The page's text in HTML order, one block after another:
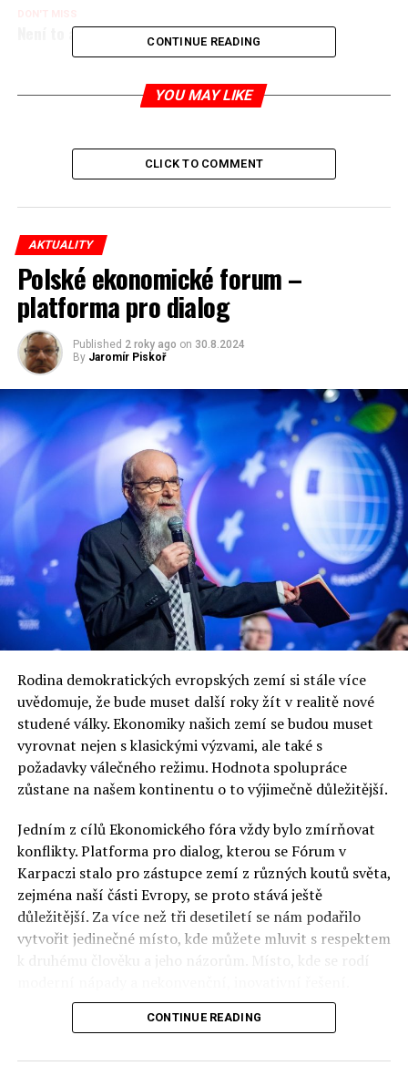
Není to africký, ale tropický prasečí mor
Jaromír Piskoř
redaktor a editor polskodnes.cz
CONTINUE READING
YOU MAY LIKE
CLICK TO COMMENT
AKTUALITY
Polské ekonomické forum –
platforma pro dialog
Published 2 roky ago on 30.8.2024
By Jaromír Piskoř
Rodina demokratických evropských zemí si stále více
uvědomuje, že bude muset další roky žít v realitě nové
studené války. Ekonomiky našich zemí se budou muset
vyrovnat nejen s klasickými výzvami, ale také s
požadavky válečného režimu. Hodnota spolupráce
zůstane na našem kontinentu o to výjimečně důležitější.
Jedním z cílů Ekonomického fóra vždy bylo zmírňovat
konflikty. Platforma pro dialog, kterou se Fórum v
Karpaczi stalo pro zástupce zemí z různých koutů světa,
zejména naší části Evropy, se proto stává ještě
důležitější. Za více než tři desetiletí se nám podařilo
vytvořit jedinečné místo, kde můžete mluvit s respektem
k druhému člověku a jeho názorům. Místo, kde se rodí
Polsko musí mít instituce, jejichž horizont činnosti je
politický tým. Pouze to vám dává šanci skutečně řešit
CONTINUE READING